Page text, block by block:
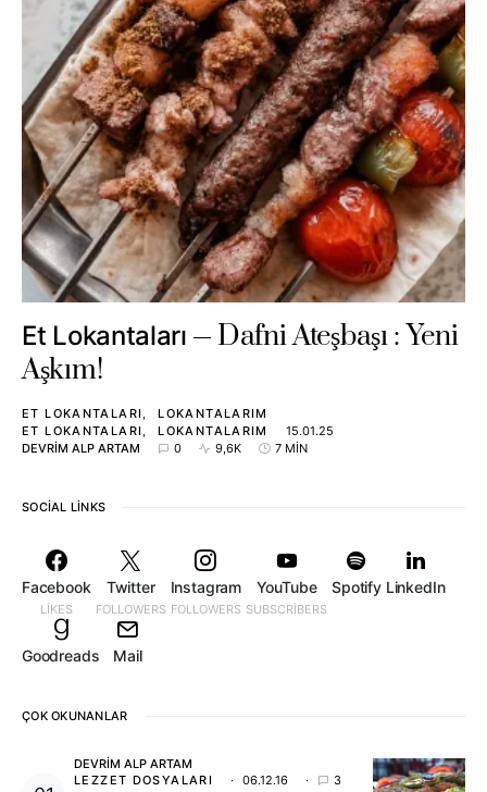
Et Lokantaları
Dafni Ateşbaşı : Yeni
Aşkım!
ET LOKANTALARI
LOKANTALARIM
ET LOKANTALARI
LOKANTALARIM
15.01.25
DEVRIM ALP ARTAM
0 9,6K 7 MIN
SOCIAL LINKS
Facebook
LIKES
Twitter
FOLLOWERS
Instagram
FOLLOWERS
YouTube
SUBSCRIBERS
Spotify LinkedIn
Goodreads Mail
ÇOK OKUNANLAR
DEVRIM ALP ARTAM
LEZZET DOSYALARI
06.12.16
3